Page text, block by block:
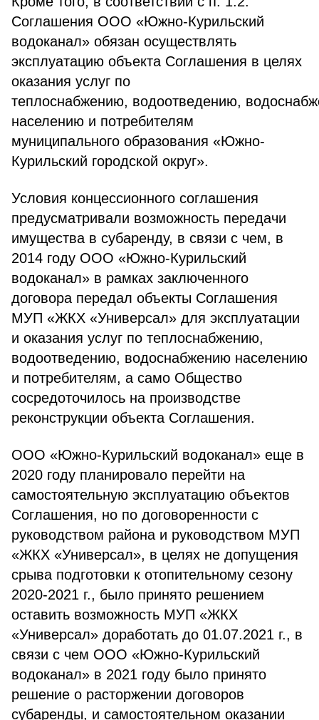
Соглашения ООО «Южно-Курильский
водоканал» обязан осуществлять
эксплуатацию объекта Соглашения в целях
оказания услуг по
теплоснабжению, водоотведению,
населению и потребителям
муниципального образования «Южно-
Курильский городской округ».
Условия концессионного соглашения
предусматривали возможность передачи
имущества в субаренду, в связи с чем, в
2014 году ООО «Южно-Курильский
водоканал» в рамках заключенного
договора передал объекты Соглашения
МУП «ЖКХ «Универсал» для эксплуатации
и оказания услуг по теплоснабжению,
водоотведению, водоснабжению населению
и потребителям, а само Общество
сосредоточилось на производстве
реконструкции объекта Соглашения.
ООО «Южно-Курильский водоканал» еще в
2020 году планировало перейти на
самостоятельную эксплуатацию объектов
Соглашения, но по договоренности с
руководством района и руководством МУП
«ЖКХ «Универсал», в целях не допущения
срыва подготовки к отопительному сезону
2020-2021 г., было принято решением
оставить возможность МУП «ЖКХ
«Универсал» доработать до 01.07.2021 г., в
связи с чем ООО «Южно-Курильский
водоканал» в 2021 году было принято
решение о расторжении договоров
субаренды, и самостоятельном оказании